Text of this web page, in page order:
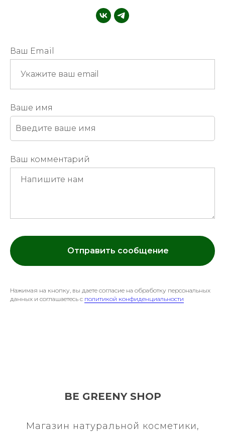
Ваш Email
Ваше имя
Ваш комментарий
Отправить сообщение
Нажимая на кнопку, вы даете согласие на обработку персональных
данных и соглашаетесь c политикой конфиденциальности
BE GREENY SHOP
Магазин натуральной косметики,